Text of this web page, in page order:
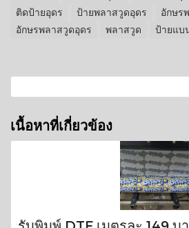
ติดป้ายอุดร
ป้ายพลาสวูดอุดร
อักษร
อักษรพลาสวูดอุดร
พลาสวูด ป้ายแบ
เนื้อหาที่เกี่ยวข้อง